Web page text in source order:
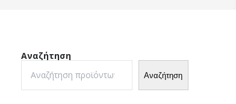
Αναζήτηση
Αναζήτηση